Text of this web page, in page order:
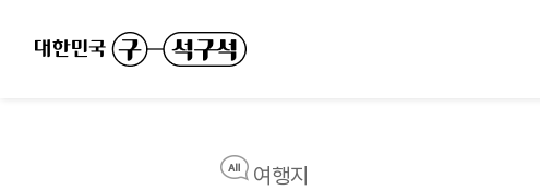
여행지